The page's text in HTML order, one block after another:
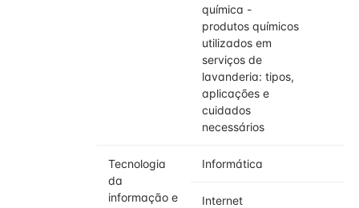
química -
produtos químicos
utilizados em
serviços de
lavanderia: tipos,
aplicações e
cuidados
necessários
Tecnologia
da
informação e
Informática
Internet